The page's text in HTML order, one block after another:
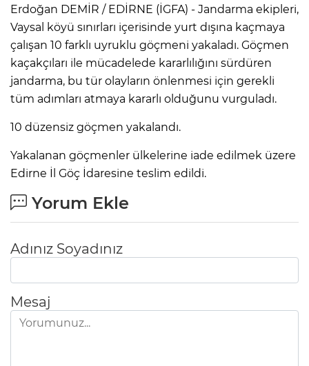
Erdoğan DEMİR / EDİRNE (İGFA) - Jandarma ekipleri,
Vaysal köyü sınırları içerisinde yurt dışına kaçmaya
çalışan 10 farklı uyruklu göçmeni yakaladı. Göçmen
kaçakçıları ile mücadelede kararlılığını sürdüren
jandarma, bu tür olayların önlenmesi için gerekli
tüm adımları atmaya kararlı olduğunu vurguladı.
10 düzensiz göçmen yakalandı.
Yakalanan göçmenler ülkelerine iade edilmek üzere
Edirne İl Göç İdaresine teslim edildi.
Yorum Ekle
Adınız Soyadınız
Mesaj